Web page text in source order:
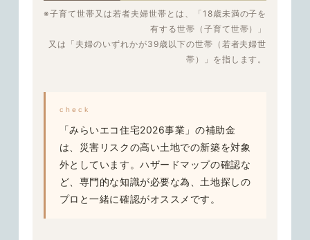
※子育て世帯又は若者夫婦世帯とは、「18歳未満の子を
有する世帯（子育て世帯）」
又は「夫婦のいずれかが39歳以下の世帯（若者夫婦世
帯）」を指します。
check
「みらいエコ住宅2026事業」の補助金
は、 災害リスクの高い土地での新築を対象
外としています。ハザードマップの確認な
ど、専門的な知識が必要な為、土地探しの
プロと一緒に確認がオススメです。